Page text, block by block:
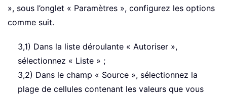
», sous l’onglet « Paramètres », configurez les options
comme suit.
3,1) Dans la liste déroulante « Autoriser »,
sélectionnez « Liste » ;
3,2) Dans le champ « Source », sélectionnez la
plage de cellules contenant les valeurs que vous